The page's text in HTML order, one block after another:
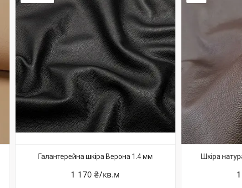
Галантерейна шкіра Верона 1.4 мм
1 170 ₴/кв.м
Шкіра